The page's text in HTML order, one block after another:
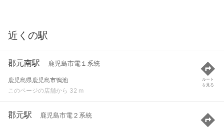
近くの駅
郡元南駅 鹿児島市電１系統
鹿児島県鹿児島市鴨池
このページの店舗から 32 m
ルート
を見る
郡元駅 鹿児島市電２系統